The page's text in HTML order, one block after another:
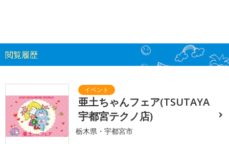
閲覧履歴
亜土ちゃんフェア(TSUTAYA
宇都宮テクノ店)
栃木県・宇都宮市